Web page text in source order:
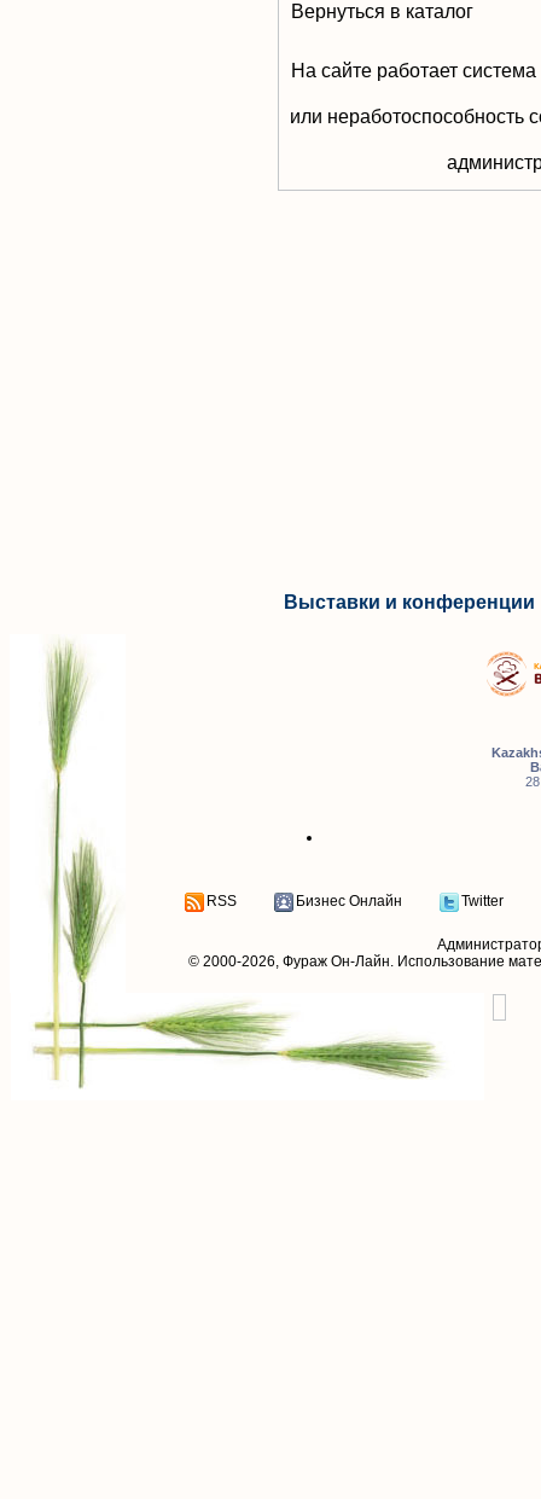
Вернуться в каталог
На сайте работает
или неработоспособность
Выставки и конференции
RSS Бизнес Онлайн Twitter
© 2000-2026, Фураж Он-Лайн. Использование